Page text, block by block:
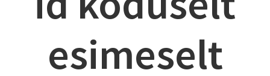
esimeselt